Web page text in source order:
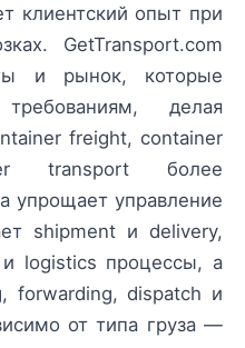
клиентский опыт при
GetTransport.com
и рынок, которые
делая
freight, container
transport более
упрощает управление
shipment и delivery,
logistics процессы, а
forwarding, dispatch и
от типа груза —